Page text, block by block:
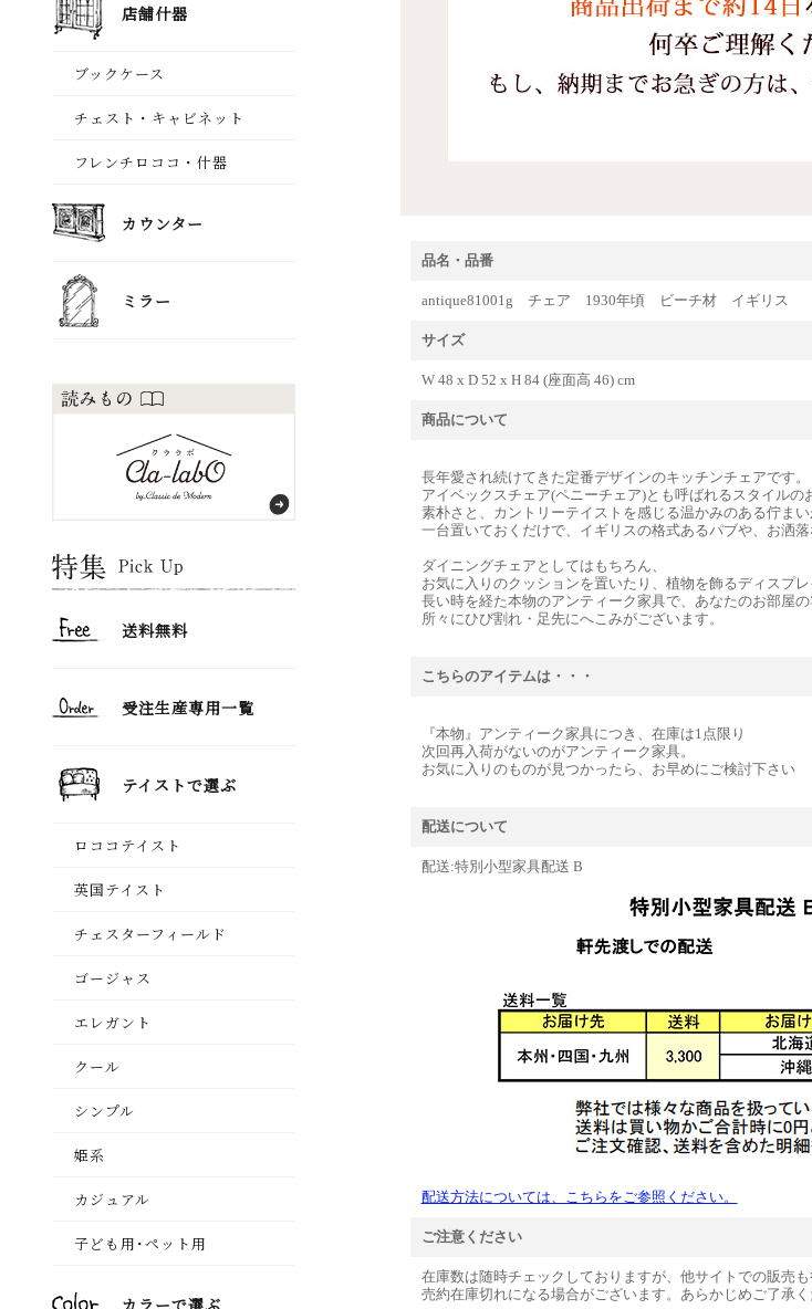
品名・品番
antique81001g チェア 1930年頃 ビーチ材 イギリス
サイズ
W 48 x D 52 x H 84 (座面高 46) cm
商品について
長年愛され続けてきた定番デザインのキッチンチェアです。
アイベックスチェア(ペニーチェア)とも呼ばれるスタイルの
素朴さと、カントリーテイストを感じる温かみのある佇まい
一台置いておくだけで、イギリスの格式あるパブや、お洒
ダイニングチェアとしてはもちろん、
お気に入りのクッションを置いたり、植物を飾るディスプ
長い時を経た本物のアンティーク家具で、あなたのお部屋
所々にひび割れ・足先にへこみがございます。
こちらのアイテムは・・・
『本物』アンティーク家具につき、在庫は1点限り
次回再入荷がないのがアンティーク家具。
お気に入りのものが見つかったら、お早めにご検討下さい
配送について
配送:特別小型家具配送 B
配送方法については、こちらをご参照ください。
ご注意ください
在庫数は随時チェックしておりますが、他サイトでの販売
売約在庫切れになる場合がございます。あらかじめご了承く